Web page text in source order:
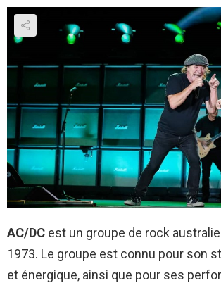
AC/DC est un groupe de rock
1973. Le groupe est connu pour son
et énergique, ainsi que pour ses